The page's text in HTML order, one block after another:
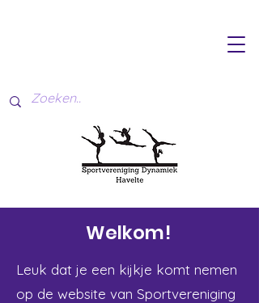
Welkom!
Leuk dat je een kijkje komt nemen
op de website van Sportvereniging